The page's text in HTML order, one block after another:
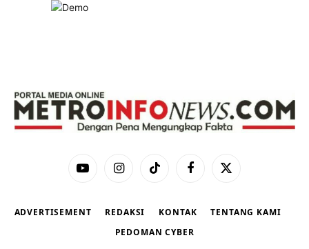
YouTubeInstagramTikTok Facebook
X
ADVERTISEMENT REDAKSI KONTAK
TENTANG KAMI
PEDOMAN CYBER